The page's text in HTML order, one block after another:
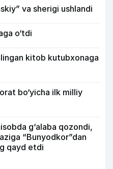
va sherigi ushlandi
o‘tdi
kitob kutubxonaga
bo‘yicha ilk milliy
g‘alaba qozondi,
“Bunyodkor”dan
qayd etdi